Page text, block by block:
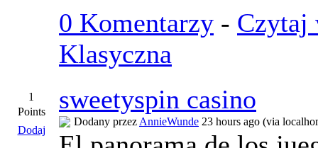
0 Komentarzy - Czytaj
Klasyczna
1
Points
Dodaj
sweetyspin casino
Dodany przez AnnieWunde 23 hours ago (via